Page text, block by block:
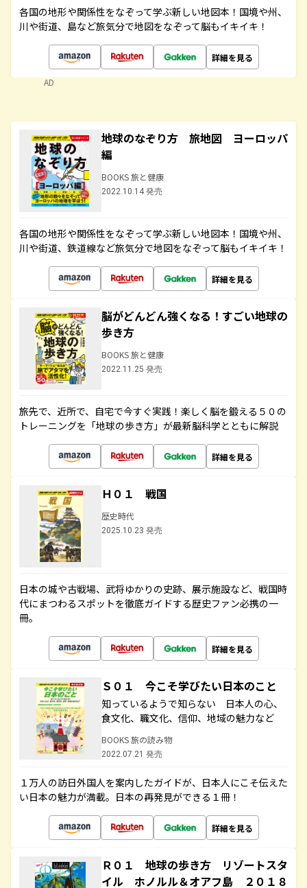
各国の地形や関係性をなぞって学ぶ新しい地図本！国境や州、
川や街道、島など旅気分で地図をなぞって脳もイキイキ！
詳細を見る
AD
地球のなぞり方 旅地図 ヨーロッパ
編
BOOKS 旅と健康
2022.10.14 発売
各国の地形や関係性をなぞって学ぶ新しい地図本！国境や州、
川や街道、鉄道線など旅気分で地図をなぞって脳もイキイキ！
詳細を見る
脳がどんどん強くなる！すごい地球の
歩き方
BOOKS 旅と健康
2022.11.25 発売
旅先で、近所で、自宅で今すぐ実践！楽しく脳を鍛える５０の
トレーニングを「地球の歩き方」が最新脳科学とともに解説
詳細を見る
Ｈ０１ 戦国
歴史時代
2025.10.23 発売
日本の城や古戦場、武将ゆかりの史跡、展示施設など、戦国時
代にまつわるスポットを徹底ガイドする歴史ファン必携の一
冊。
詳細を見る
Ｓ０１ 今こそ学びたい日本のこと
知っているようで知らない 日本人の心、
食文化、職文化、信仰、地域の魅力など
BOOKS 旅の読み物
2022.07.21 発売
１万人の訪日外国人を案内したガイドが、日本人にこそ伝えた
い日本の魅力が満載。日本の再発見ができる１冊！
詳細を見る
Ｒ０１ 地球の歩き方 リゾートスタ
イル ホノルル＆オアフ島 ２０１８